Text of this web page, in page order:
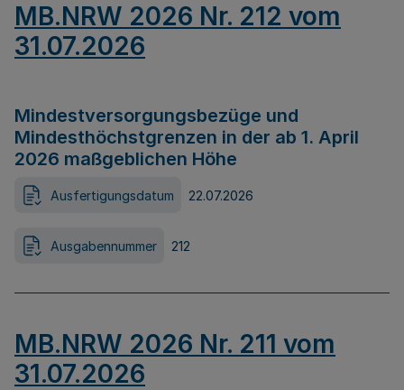
MB.NRW 2026 Nr. 212 vom
31.07.2026
Mindestversorgungsbezüge und
Mindesthöchstgrenzen in der ab 1. April
2026 maßgeblichen Höhe
Ausfertigungsdatum 22.07.2026
Ausgabennummer 212
MB.NRW 2026 Nr. 211 vom
31.07.2026